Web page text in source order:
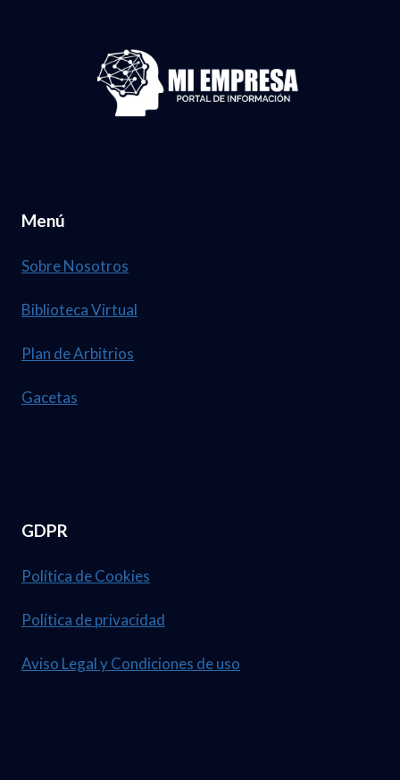
Menú
Sobre Nosotros
Biblioteca Virtual
Plan de Arbitrios
Gacetas
GDPR
Política de Cookies
Política de privacidad
Aviso Legal y Condiciones de uso